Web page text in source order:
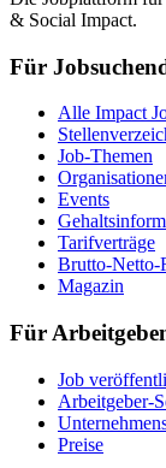
& Social Impact.
Für
Alle Impact
Job-Themen
Events
Tarifverträge
Brutto-Netto-
Magazin
Für
Job
Arbeitgeber-
Preise